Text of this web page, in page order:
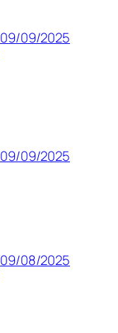
09/09/2025
09/09/2025
09/08/2025